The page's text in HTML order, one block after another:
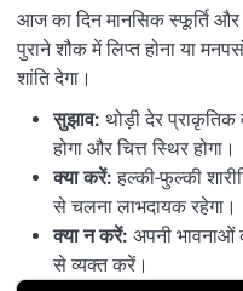
आज का दिन मानसिक स्फूर्ति
पुराने शौक में लिप्त होना या
शांति देगा।
सुझाव: थोड़ी देर
होगा और चित्त स्थिर होगा।
क्या करें: हल्की-फुल्की
से चलना लाभदायक रहेगा।
क्या न करें: अपनी भावनाओं
से व्यक्त करें।